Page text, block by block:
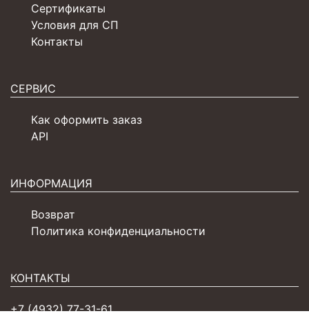
Сертификаты
Условия для СП
Контакты
СЕРВИС
Как оформить заказ
API
ИНФОРМАЦИЯ
Возврат
Политика конфиденциальности
КОНТАКТЫ
+7 (4932) 77-31-61